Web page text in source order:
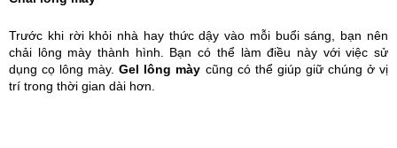
Trước khi rời khỏi nhà hay thức dậy vào mỗi buổi sáng, bạn nên
chải lông mày thành hình. Bạn có thể làm điều này với việc sử
dụng cọ lông mày. Gel lông mày cũng có thể giúp giữ chúng ở vị
trí trong thời gian dài hơn.